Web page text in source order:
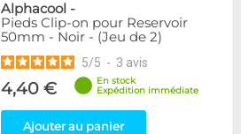
Alphacool -
Pieds Clip-on pour Reservoir
50mm - Noir - (Jeu de 2)
5/5 - 3 avis
4,40 €
En stock
Expédition immédiate
Ajouter au panier